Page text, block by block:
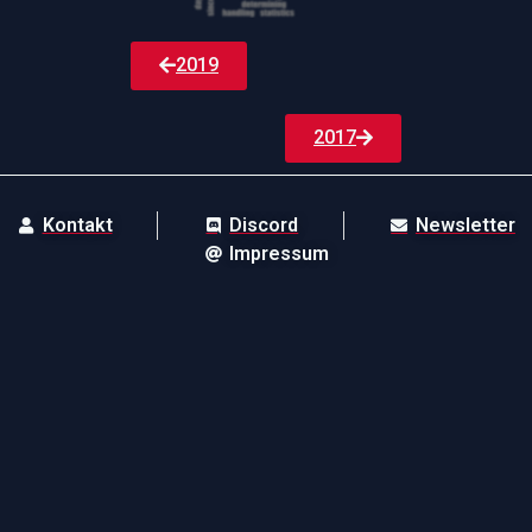
2019
2017
Kontakt Discord
Newsletter
Impressum